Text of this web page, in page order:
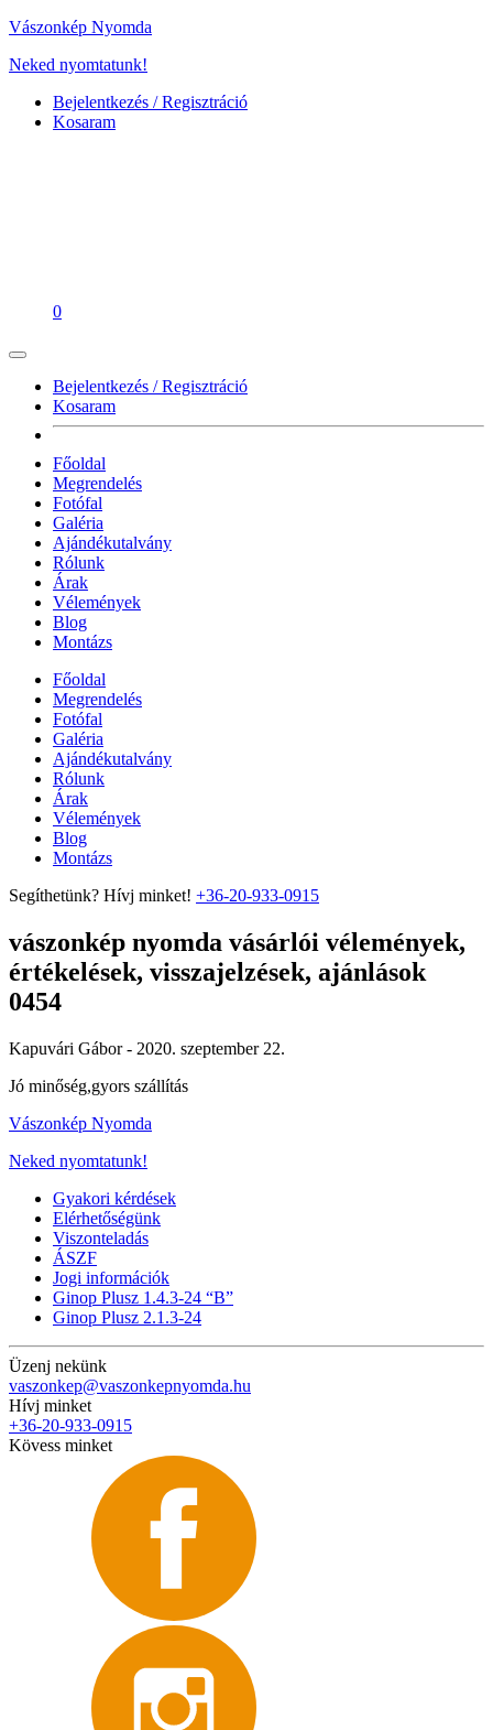
Vászonkép Nyomda
Neked nyomtatunk!
Bejelentkezés / Regisztráció
Kosaram
0
Bejelentkezés / Regisztráció
Kosaram
Főoldal
Megrendelés
Fotófal
Galéria
Ajándékutalvány
Rólunk
Árak
Vélemények
Blog
Montázs
Főoldal
Megrendelés
Fotófal
Galéria
Ajándékutalvány
Rólunk
Árak
Vélemények
Blog
Montázs
Segíthetünk? Hívj minket! +36-20-933-0915
vászonkép nyomda vásárlói vélemények,
értékelések, visszajelzések, ajánlások
0454
Kapuvári Gábor - 2020. szeptember 22.
Jó minőség,gyors szállítás
Vászonkép Nyomda
Neked nyomtatunk!
Gyakori kérdések
Elérhetőségünk
Viszonteladás
ÁSZF
Jogi információk
Ginop Plusz 1.4.3-24 “B”
Ginop Plusz 2.1.3-24
Üzenj nekünk
vaszonkep@vaszonkepnyomda.hu
Hívj minket
+36-20-933-0915
Kövess minket